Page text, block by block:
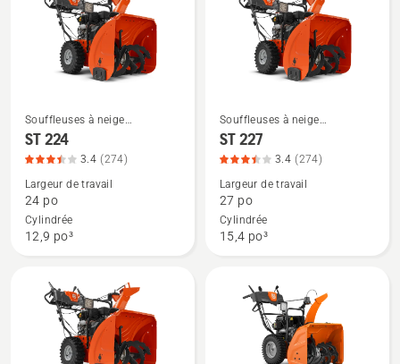
Voir
plus
de
détails
sur
ST 224,
produit
Souffleuses à neige
résidentielles
ST 224
3.4 (274)
Largeur de travail
24 po
Cylindrée
12,9 po³
Voir
plus
de
détails
sur
ST 227,
produit
Souffleuses à neige
résidentielles
ST 227
3.4 (274)
Largeur de travail
27 po
Cylindrée
15,4 po³